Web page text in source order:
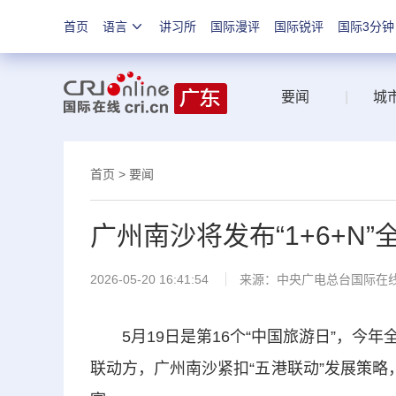
首页 语言 讲习所 国际漫评 国际锐评 国际3分钟
要闻 城
首页 > 要闻
广州南沙将发布“1+6+N”
2026-05-20 16:41:54 来源：中央广电总台国际在
5月19日是第16个“中国旅游日”，今年
联动方，广州南沙紧扣“五港联动”发展策